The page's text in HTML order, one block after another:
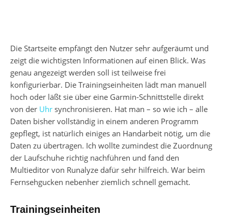
Die Startseite empfängt den Nutzer sehr aufgeräumt und
zeigt die wichtigsten Informationen auf einen Blick. Was
genau angezeigt werden soll ist teilweise frei
konfigurierbar. Die Trainingseinheiten lädt man manuell
hoch oder läßt sie über eine Garmin-Schnittstelle direkt
von der Uhr synchronisieren. Hat man – so wie ich – alle
Daten bisher vollständig in einem anderen Programm
gepflegt, ist natürlich einiges an Handarbeit nötig, um die
Daten zu übertragen. Ich wollte zumindest die Zuordnung
der Laufschuhe richtig nachführen und fand den
Multieditor von Runalyze dafür sehr hilfreich. War beim
Fernsehgucken nebenher ziemlich schnell gemacht.
Trainingseinheiten